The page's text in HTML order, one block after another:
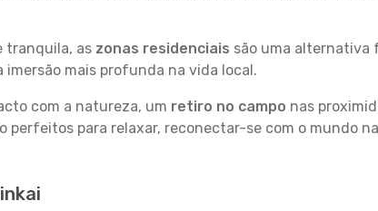
tranquila, as zonas residenciais são uma alternativa
imersão mais profunda na vida local.
com a natureza, um retiro no campo nas
perfeitos para relaxar, reconectar-se com o mundo